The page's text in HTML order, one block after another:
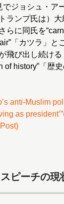
ジョシュ・ア
ランプ氏は）
らに同氏を
「カツラ」と
飛び出し続ける
of history”「歴史
anti-Muslim
as
ピーチの現